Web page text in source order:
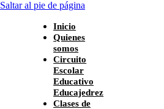
Saltar al pie de página
Inicio
Quienes
somos
Circuito
Escolar
Educativo
Educajedrez
Clases de